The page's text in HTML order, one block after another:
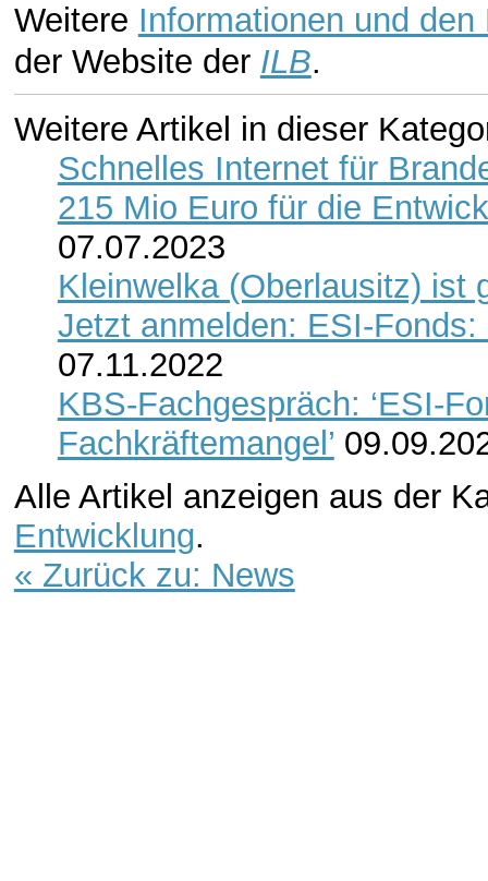
Weitere Informationen und
der Website der ILB.
Weitere Artikel in dieser
Schnelles Internet für
215 Mio Euro für die
07.07.2023
Kleinwelka (Oberlausitz) ist
Jetzt anmelden: ESI-
07.11.2022
KBS-Fachgespräch: ‘ESI-
Fachkräftemangel’
Alle Artikel anzeigen aus der
Entwicklung.
« Zurück zu: News